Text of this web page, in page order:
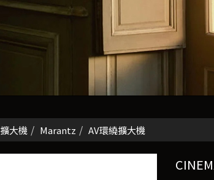
擴大機 Marantz AV環繞擴大機